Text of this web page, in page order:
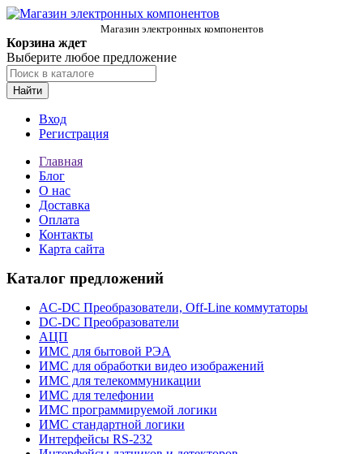
Магазин электронных компонентов
Корзина ждет
Выберите любое предложение
Найти
Вход
Регистрация
Главная
Блог
О нас
Доставка
Оплата
Контакты
Карта сайта
Каталог предложений
AC-DC Преобразователи, Off-Line коммутаторы
DC-DC Преобразователи
АЦП
ИМС для бытовой РЭА
ИМС для обработки видео изображений
ИМС для телекоммуникации
ИМС для телефонии
ИМС программируемой логики
ИМС стандартной логики
Интерфейсы RS-232